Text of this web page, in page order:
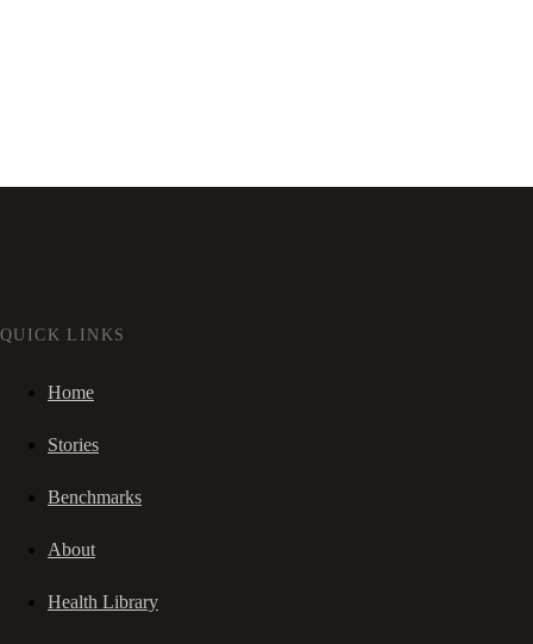
QUICK LINKS
Home
Stories
Benchmarks
About
Health Library